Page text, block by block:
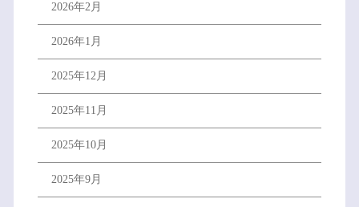
2026年2月
2026年1月
2025年12月
2025年11月
2025年10月
2025年9月